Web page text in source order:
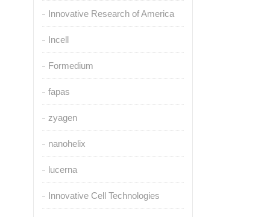
Innovative Research of America
Incell
Formedium
fapas
zyagen
nanohelix
lucerna
Innovative Cell Technologies